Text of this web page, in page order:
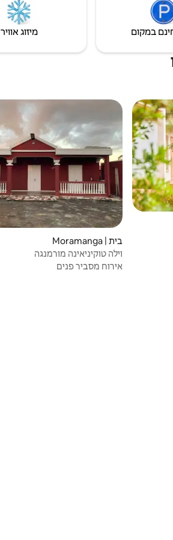
במקום מיזוג אוויר
בית | Moramanga
וילה טוקיניאינה מורמנגה
אירוח מסביר פנים